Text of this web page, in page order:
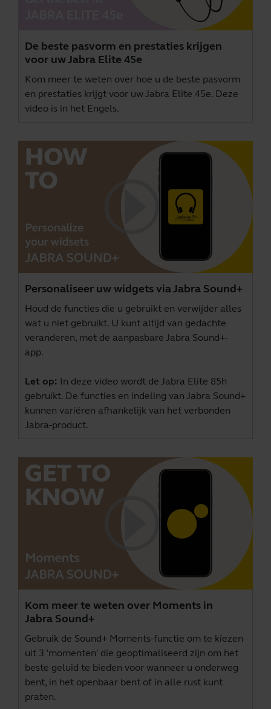
De beste pasvorm en prestaties krijgen
voor uw Jabra Elite 45e
Kom meer te weten over hoe u de beste pasvorm
en prestaties krijgt voor uw Jabra Elite 45e. Deze
video is in het Engels.
Personaliseer uw widgets via Jabra Sound+
Houd de functies die u gebruikt en verwijder alles
wat u niet gebruikt. U kunt altijd van gedachte
veranderen, met de aanpasbare Jabra Sound+-
app.
Let op: In deze video wordt de Jabra Elite 85h
gebruikt. De functies en indeling van Jabra Sound+
kunnen variëren afhankelijk van het verbonden
Jabra-product.
Kom meer te weten over Moments in
Jabra Sound+
Gebruik de Sound+ Moments-functie om te kiezen
uit 3 'momenten' die geoptimaliseerd zijn om het
beste geluid te bieden voor wanneer u onderweg
bent, in het openbaar bent of in alle rust kunt
praten.